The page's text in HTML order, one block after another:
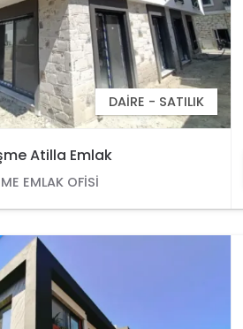
DAIRE - SATILIK
Atilla Emlak
EMLAK OFISI